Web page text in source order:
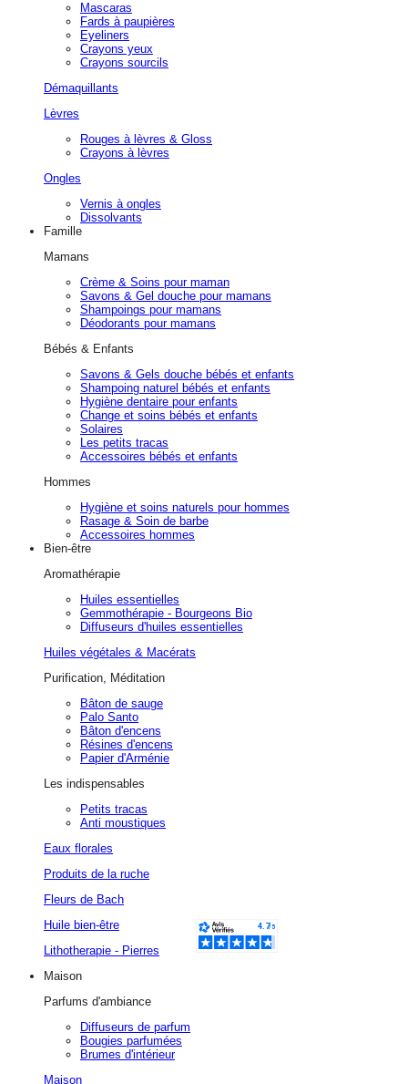
Mascaras
Fards à paupières
Eyeliners
Crayons yeux
Crayons sourcils
Démaquillants
Lèvres
Rouges à lèvres & Gloss
Crayons à lèvres
Ongles
Vernis à ongles
Dissolvants
Famille
Mamans
Crème & Soins pour maman
Savons & Gel douche pour mamans
Shampoings pour mamans
Déodorants pour mamans
Bébés & Enfants
Savons & Gels douche bébés et enfants
Shampoing naturel bébés et enfants
Hygiène dentaire pour enfants
Change et soins bébés et enfants
Solaires
Les petits tracas
Accessoires bébés et enfants
Hommes
Hygiène et soins naturels pour hommes
Rasage & Soin de barbe
Accessoires hommes
Bien-être
Aromathérapie
Huiles essentielles
Gemmothérapie - Bourgeons Bio
Diffuseurs d'huiles essentielles
Huiles végétales & Macérats
Purification, Méditation
Bâton de sauge
Palo Santo
Bâton d'encens
Résines d'encens
Papier d'Arménie
Les indispensables
Petits tracas
Anti moustiques
Eaux florales
Produits de la ruche
Fleurs de Bach
Huile bien-être
Lithotherapie - Pierres
Maison
Parfums d'ambiance
Diffuseurs de parfum
Bougies parfumées
Brumes d'intérieur
Maison